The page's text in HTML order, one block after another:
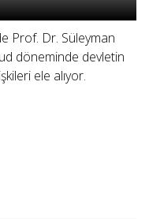
Prof. Dr. Süleyman
döneminde devletin
ele alıyor.